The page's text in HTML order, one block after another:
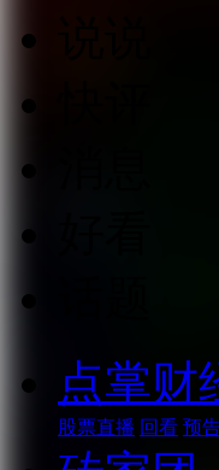
点掌财
股票直播 回看 预